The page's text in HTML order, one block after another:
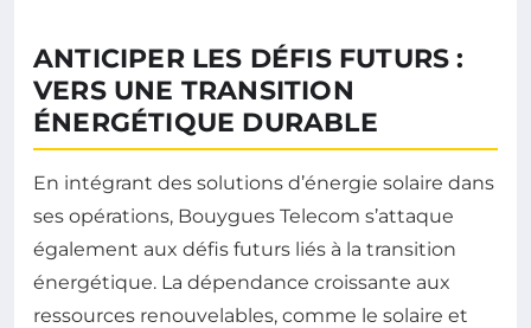
ANTICIPER LES DÉFIS FUTURS :
VERS UNE TRANSITION
ÉNERGÉTIQUE DURABLE
En intégrant des solutions d’énergie solaire dans
ses opérations, Bouygues Telecom s’attaque
également aux défis futurs liés à la transition
énergétique. La dépendance croissante aux
ressources renouvelables, comme le solaire et